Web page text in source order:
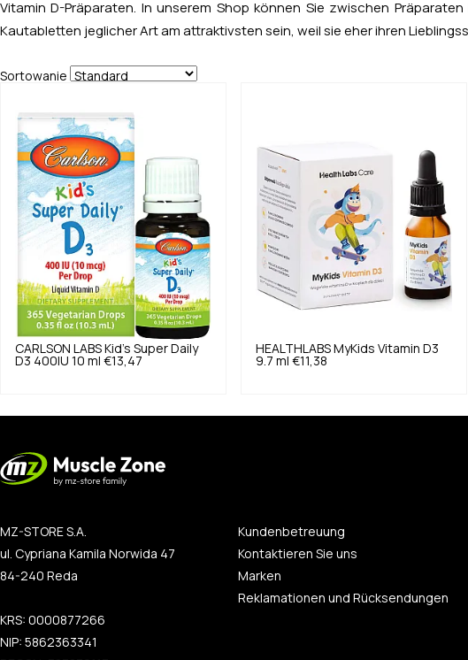
Vitamin D-Präparaten. In unserem Shop können Sie zwischen
Kautabletten jeglicher Art am attraktivsten sein, weil sie eher ihren
Sortowanie
CARLSON LABS Kid's Super Daily
D3 400IU 10 ml €13,47
HEALTHLABS MyKids Vitamin D3
9.7 ml €11,38
MZ-STORE S.A.
ul. Cypriana Kamila Norwida 47
84-240 Reda
KRS: 0000877266
NIP: 5862363341
Kundenbetreuung
Kontaktieren Sie uns
Marken
Reklamationen und Rücksendungen